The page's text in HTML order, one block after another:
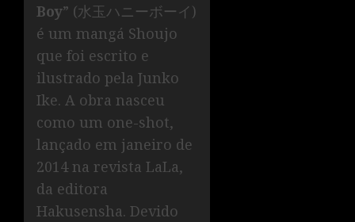
Boy” (水玉ハニーボーイ)
é um mangá Shoujo
que foi escrito e
ilustrado pela Junko
Ike. A obra nasceu
como um one-shot,
lançado em janeiro de
2014 na revista LaLa,
da editora
Hakusensha. Devido